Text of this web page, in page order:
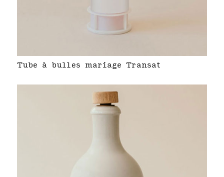
Tube à bulles mariage Transat